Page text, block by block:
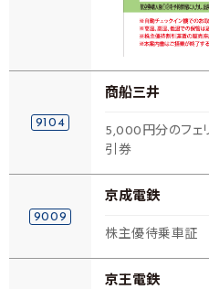
9104
商船三井
5,000円分のフェ
引券
9009
京成電鉄
株主優待乗車証
京王電鉄